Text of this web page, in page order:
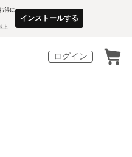
得に
上
インストールする
ログイン